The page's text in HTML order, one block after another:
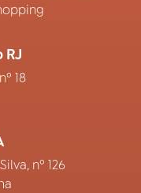
RJ
18
nº 126